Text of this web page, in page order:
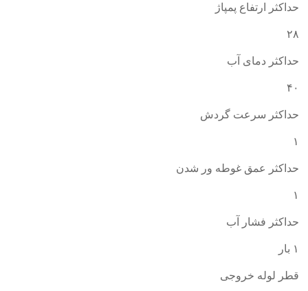
حداکثر ارتفاع پمپاژ
۲۸
حداکثر دمای آب
۴۰
حداکثر سرعت گردش
۱
حداکثر عمق غوطه ور شدن
۱
حداکثر فشار آب
۱ بار
قطر لوله خروجی